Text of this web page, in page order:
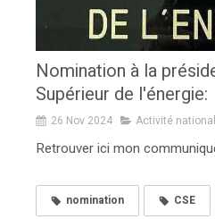
Nomination à la
Supérieur de l'énergie:
26 Nov 2024 Activité
Retrouver ici mon
nomination CSE